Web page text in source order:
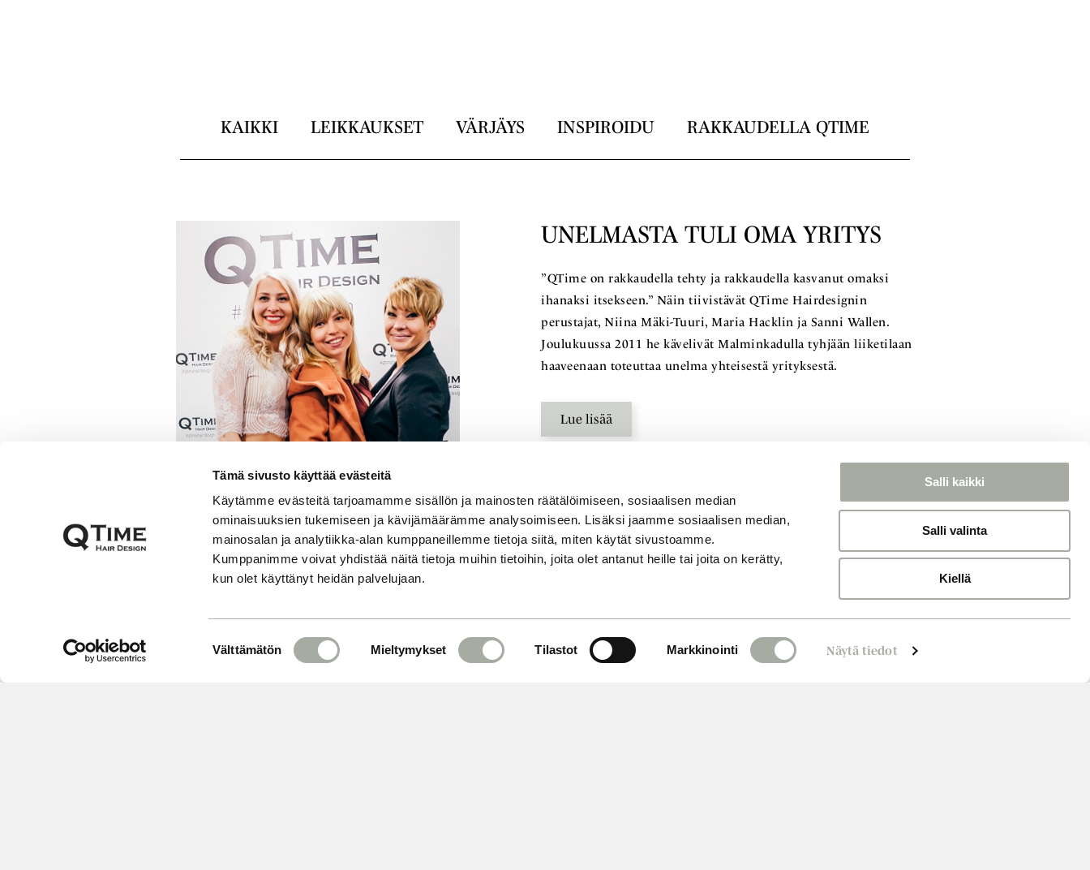
Tämä sivusto käyttää evästeitä
Käytämme evästeitä tarjoamamme sisällön ja mainosten räätälöimiseen, sosiaalisen median
ominaisuuksien tukemiseen ja kävijämäärämme analysoimiseen. Lisäksi jaamme sosiaalisen median,
mainosalan ja analytiikka-alan kumppaneillemme tietoja siitä, miten käytät sivustoamme.
Kumppanimme voivat yhdistää näitä tietoja muihin tietoihin, joita olet antanut heille tai joita on kerätty,
kun olet käyttänyt heidän palvelujaan.
Välttämätön Mieltymykset Tilastot Markkinointi Näytä tiedot
Salli kaikki
Salli valinta
Kiellä
KAIKKI LEIKKAUKSET VÄRJÄYS INSPIROIDU RAKKAUDELLA QTIME
UNELMASTA TULI OMA YRITYS
”QTime on rakkaudella tehty ja rakkaudella kasvanut omaksi
ihanaksi itsekseen.” Näin tiivistävät QTime Hairdesignin
perustajat, Niina Mäki-Tuuri, Maria Hacklin ja Sanni Wallen.
Joulukuussa 2011 he kävelivät Malminkadulla tyhjään liiketilaan
haaveenaan toteuttaa unelma yhteisestä yrityksestä.
Lue lisää